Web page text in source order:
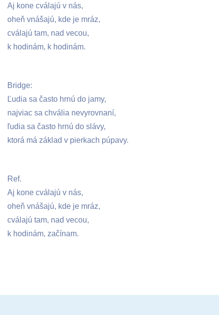
Aj kone cválajú v nás,
oheň vnášajú, kde je mráz,
cválajú tam, nad vecou,
k hodinám, k hodinám.
Bridge:
Ľudia sa často hrnú do jamy,
najviac sa chvália nevyrovnaní,
ľudia sa často hrnú do slávy,
ktorá má základ v pierkach púpavy.
Ref.
Aj kone cválajú v nás,
oheň vnášajú, kde je mráz,
cválajú tam, nad vecou,
k hodinám, začínam.